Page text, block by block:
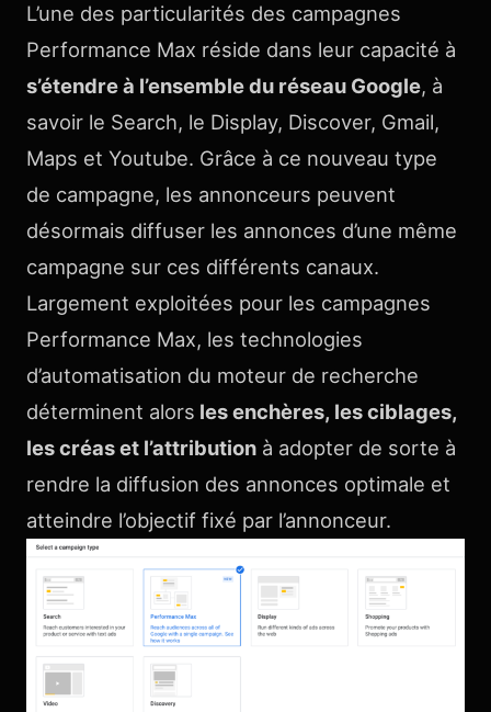
L’une des particularités des campagnes
Performance Max réside dans leur capacité à
s’étendre à l’ensemble du réseau Google, à
savoir le Search, le Display, Discover, Gmail,
Maps et Youtube. Grâce à ce nouveau type
de campagne, les annonceurs peuvent
désormais diffuser les annonces d’une même
campagne sur ces différents canaux.
Largement exploitées pour les campagnes
Performance Max, les technologies
d’automatisation du moteur de recherche
déterminent alors les enchères, les ciblages,
les créas et l’attribution à adopter de sorte à
rendre la diffusion des annonces optimale et
atteindre l’objectif fixé par l’annonceur.